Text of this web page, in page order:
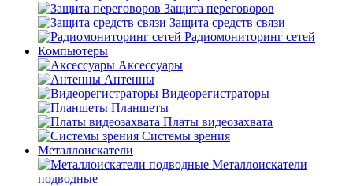
Защита переговоров
Защита средств связи
Радиомониторинг сетей
Компьютеры
Аксессуары
Антенны
Видеорегистраторы
Планшеты
Платы видеозахвата
Системы зрения
Металлоискатели
Металлоискатели
подводные